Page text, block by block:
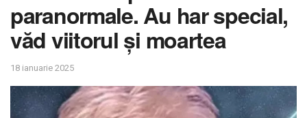
paranormale. Au har special,
văd viitorul și moartea
18 ianuarie 2025